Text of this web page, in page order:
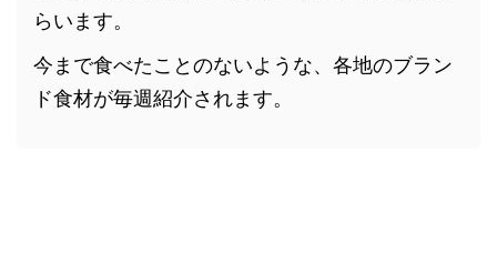
らいます。
今まで食べたことのないような、各地のブラン
ド食材が毎週紹介されます。